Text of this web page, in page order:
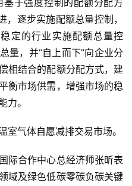
，逐步实施配额总量控制，
定的行业实施配额总量控
量，并“自上而下”向企业分
相结合的配额分配方式，建
衡市场供需，增强市场的稳
力。
室气体自愿减排交易市场。
际合作中心总经济师张昕表
域及绿色低碳零碳负碳关键